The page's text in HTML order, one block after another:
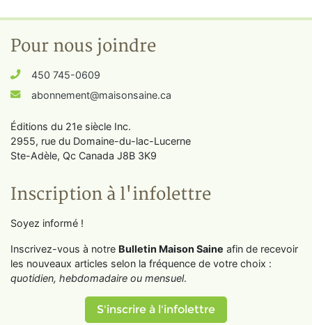
Pour nous joindre
450 745-0609
abonnement@maisonsaine.ca
Éditions du 21e siècle Inc.
2955, rue du Domaine-du-lac-Lucerne
Ste-Adèle, Qc Canada J8B 3K9
Inscription à l'infolettre
Soyez informé !
Inscrivez-vous à notre Bulletin Maison Saine afin de recevoir
les nouveaux articles selon la fréquence de votre choix :
quotidien, hebdomadaire ou mensuel.
S'inscrire à l'infolettre